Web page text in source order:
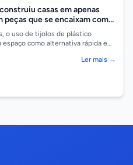
casas em apenas
peças que se encaixam como
de plástico reciclado
o uso de tijolos de plástico
espaço como alternativa rápida e
Ler mais →